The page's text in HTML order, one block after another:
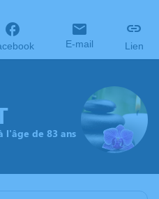
E-mail Lien
l'âge de 83 ans